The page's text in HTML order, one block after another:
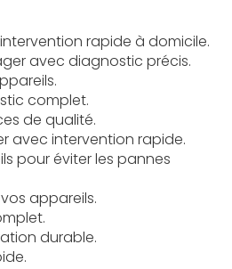
rapide à domicile.
avec diagnostic précis.
complet.
de qualité.
avec intervention rapide.
pour éviter les pannes
appareils.
durable.